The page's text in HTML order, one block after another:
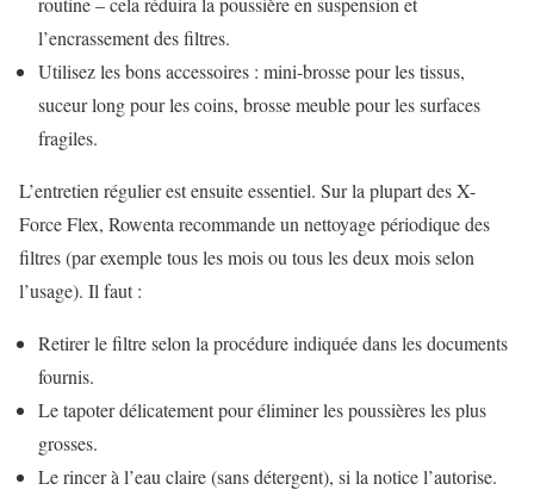
l’encrassement des filtres.
Utilisez les bons accessoires : mini-brosse pour les tissus,
suceur long pour les coins, brosse meuble pour les surfaces
fragiles.
L’entretien régulier est ensuite essentiel. Sur la plupart des X-
Force Flex, Rowenta recommande un nettoyage périodique des
filtres (par exemple tous les mois ou tous les deux mois selon
l’usage). Il faut :
Retirer le filtre selon la procédure indiquée dans les documents
fournis.
Le tapoter délicatement pour éliminer les poussières les plus
grosses.
Le rincer à l’eau claire (sans détergent), si la notice l’autorise.